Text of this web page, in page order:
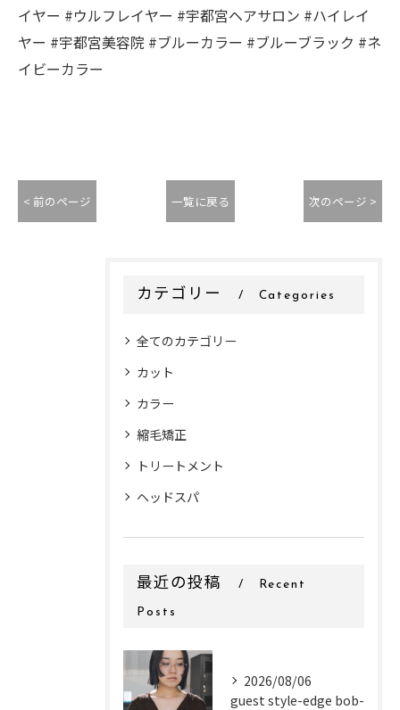
イヤー #ウルフレイヤー #宇都宮ヘアサロン #ハイレイ
ヤー #宇都宮美容院 #ブルーカラー #ブルーブラック #ネ
イビーカラー
< 前のページ 一覧に戻る 次のページ >
カテゴリー Categories
全てのカテゴリー
カット
カラー
縮毛矯正
トリートメント
ヘッドスパ
最近の投稿 Recent
Posts
2026/08/06
guest style-edge bob-